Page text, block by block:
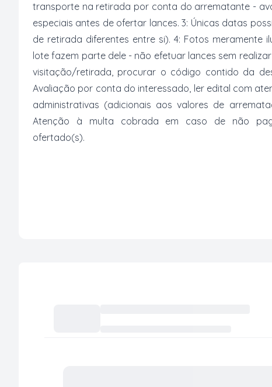
transporte na retirada por conta do arrematante -
especiais antes de ofertar lances. 3: Únicas datas
de retirada diferentes entre si). 4: Fotos
lote fazem parte dele - não efetuar lances sem
visitação/retirada, procurar o código contido da
Avaliação por conta do interessado, ler edital com
administrativas (adicionais aos valores de
Atenção à multa cobrada em caso de não
ofertado(s).